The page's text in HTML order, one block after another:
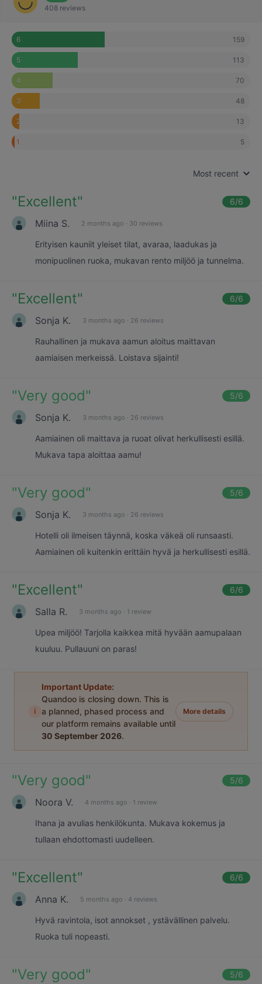
408 reviews
6 159
5 113
4 70
3 48
2 13
1 5
Most recent
"Excellent" 6/6
Miina S. 2 months ago · 30 reviews
Erityisen kauniit yleiset tilat, avaraa, laadukas ja
monipuolinen ruoka, mukavan rento miljöö ja tunnelma.
"Excellent" 6/6
Sonja K. 3 months ago · 26 reviews
Rauhallinen ja mukava aamun aloitus maittavan
aamiaisen merkeissä. Loistava sijainti!
"Very good" 5/6
Sonja K. 3 months ago · 26 reviews
Aamiainen oli maittava ja ruoat olivat herkullisesti esillä.
Mukava tapa aloittaa aamu!
"Very good" 5/6
Sonja K. 3 months ago · 26 reviews
Hotelli oli ilmeisen täynnä, koska väkeä oli runsaasti.
Aamiainen oli kuitenkin erittäin hyvä ja herkullisesti esillä.
"Excellent" 6/6
Salla R. 3 months ago · 1 review
Upea miljöö! Tarjolla kaikkea mitä hyvään aamupalaan
kuuluu. Pullauuni on paras!
i
Important Update:
Quandoo is closing down. This is
a planned, phased process and
our platform remains available until
30 September 2026.
More details
"Very good" 5/6
Noora V. 4 months ago · 1 review
Ihana ja avulias henkilökunta. Mukava kokemus ja
tullaan ehdottomasti uudelleen.
"Excellent" 6/6
Anna K. 5 months ago · 4 reviews
Hyvä ravintola, isot annokset , ystävällinen palvelu.
Ruoka tuli nopeasti.
"Very good" 5/6